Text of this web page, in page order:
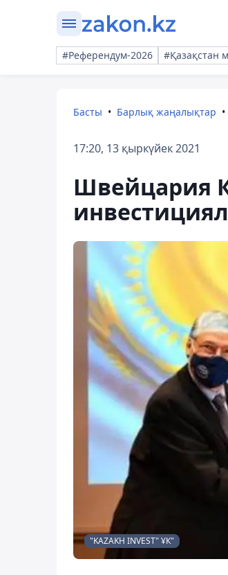
#Референдум-2026 #Қазақстан
Басты Барлық жаңалықтар
17:20, 13 қыркүйек 2021
Швейцария
"KAZAKH INVEST" ҰК"